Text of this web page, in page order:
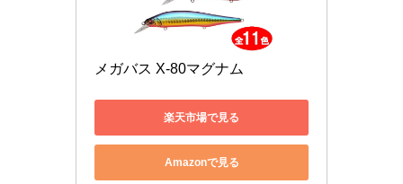
メガバス X-80マグナム
楽天市場で見る
Amazonで見る